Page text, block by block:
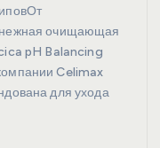
нежная очищающая
pH Balancing
Celimax
для ухода